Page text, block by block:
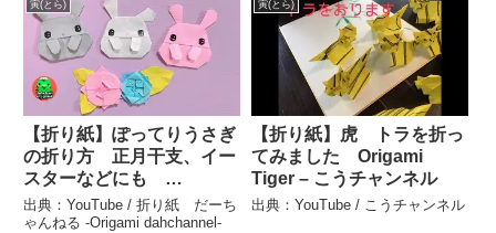
干支は寅 – hana’s
channel
寅(とら)
【折り紙】ぽってりうさぎ
の折り方 正月干支、イー
スターなどにも
【Origami 】Chubby
Rabbit tutorial – 折り紙
出典：YouTube / 折り紙 だーち
ゃんねる -Origami dahchannel-
寅(とら)
【折り紙】虎 トラを折っ
てみました Origami
Tiger – こうチャンネル
出典：YouTube / こうチャンネル